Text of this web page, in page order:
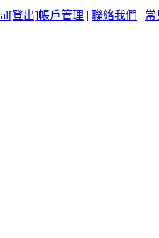
[登出]帳戶管理 | 聯絡我們 | 常